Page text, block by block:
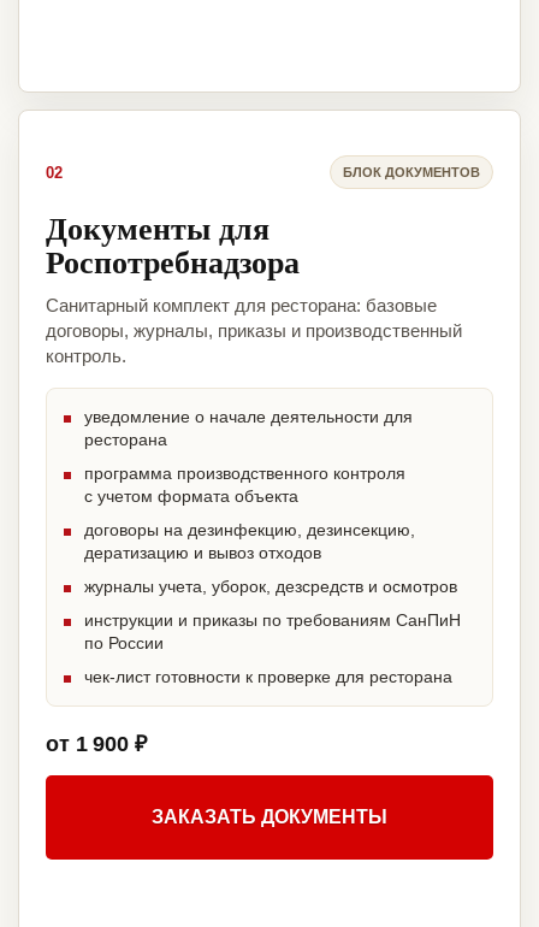
02 БЛОК ДОКУМЕНТОВ
Документы для
Роспотребнадзора
Санитарный комплект для ресторана: базовые
договоры, журналы, приказы и производственный
контроль.
уведомление о начале деятельности для
ресторана
программа производственного контроля
с учетом формата объекта
договоры на дезинфекцию, дезинсекцию,
дератизацию и вывоз отходов
журналы учета, уборок, дезсредств и осмотров
инструкции и приказы по требованиям СанПиН
по России
чек-лист готовности к проверке для ресторана
от 1 900 ₽
ЗАКАЗАТЬ ДОКУМЕНТЫ